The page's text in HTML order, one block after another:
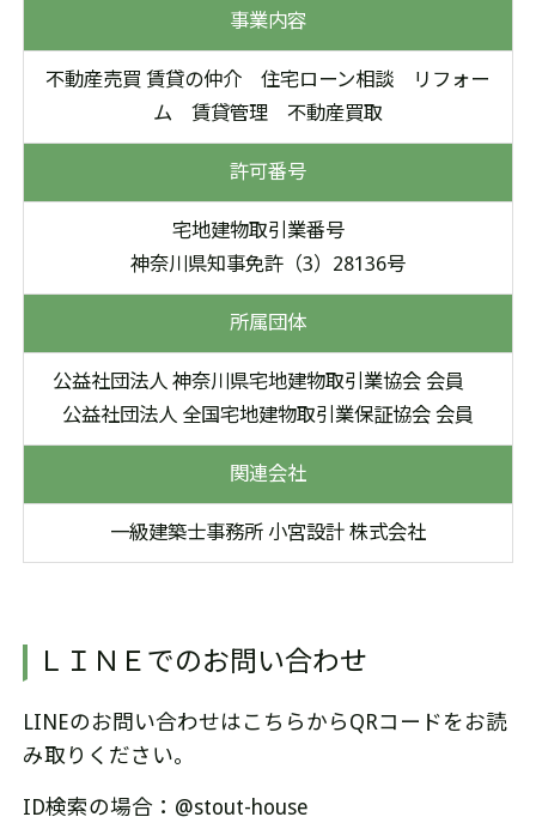
事業内容
不動産売買 賃貸の仲介 住宅ローン相談 リフォー
ム 賃貸管理 不動産買取
許可番号
宅地建物取引業番号
神奈川県知事免許（3）28136号
所属団体
公益社団法人 神奈川県宅地建物取引業協会 会員
公益社団法人 全国宅地建物取引業保証協会 会員
関連会社
一級建築士事務所 小宮設計 株式会社
ＬＩＮＥでのお問い合わせ
LINEのお問い合わせはこちらからQRコードをお読
み取りください。
ID検索の場合：@stout-house